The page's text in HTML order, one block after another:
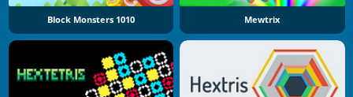
Block Monsters 1010 Mewtrix